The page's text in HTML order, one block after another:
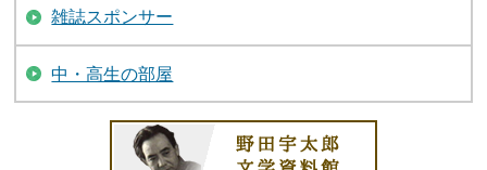
雑誌スポンサー
中・高生の部屋